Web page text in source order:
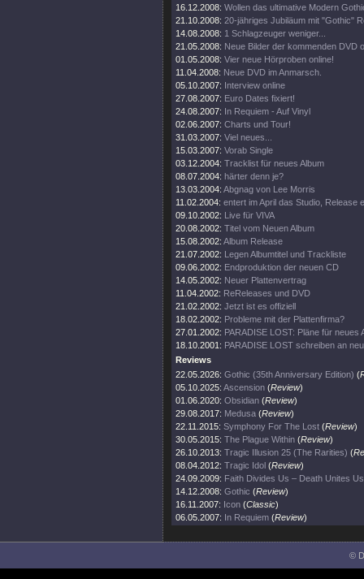
16.12.2008: Wollen das ultimative Modern
21.10.2008: 20-jähriges Jubiläum mit "Gothic"
14.08.2008: 1 Schlagzeuger weniger...
21.05.2008: Neue Bilder der kommenden DVD
01.05.2008: Vier neue Hörproben online!
11.04.2008: Neue DVD im Anmarsch.
05.10.2007: Interview online
27.08.2007: Euro Dates fixiert!
24.08.2007: In Requiem - Auf Vinyl
02.06.2007: Charts und Tour!
31.03.2007: Viel neues...
15.03.2007: Vorab Single
03.12.2004: Tracklist für neues Album
08.07.2004: härter denn je?
13.03.2004: Abgnag von Lee Morris
11.02.2004: entert im April das Studio, Release
09.10.2002: Live für VIVA
20.08.2002: Titel vom Neuen Album
15.08.2002: Album Release
21.07.2002: Legen Albumtitel und Trackliste
09.06.2002: Endproduktion der neuen CD
14.05.2002: Neuer Plattenvertrag
11.04.2002: ReReleases und DVD
21.02.2002: Jetzt ist es offiziell
18.02.2002: Probleme mit der Plattenfirma?
27.01.2002: PARADISE LOST: Pläne für neues
18.10.2001: PARADISE LOST schreiben an
Reviews
22.05.2026: Gothic (35th Anniversary Edition) (
05.10.2025: Ascension (Review)
01.06.2020: Obsidian (Review)
29.08.2017: Medusa (Review)
22.11.2015: Symphony For The Lost (Review)
30.05.2015: The Plague Within (Review)
26.10.2013: Tragic Illusion 25 (The Rarities) (
08.04.2012: Tragic Idol (Review)
24.09.2009: Faith Divides Us – Death Unites Us
14.12.2008: Gothic (Review)
16.11.2007: Icon (Classic)
06.05.2007: In Requiem (Review)
©